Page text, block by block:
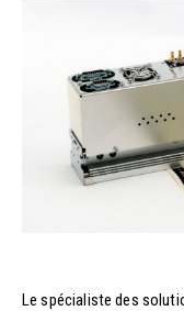
Le spécialiste des